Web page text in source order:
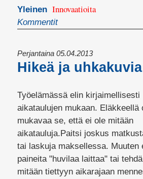
Yleinen Innovaatioita
Kommentit
Perjantaina 05.04.2013
Hikeä ja uhkakuvia
Työelämässä elin kirjaimellisesti
aikataulujen mukaan. Eläkkeellä
mukavaa se, että ei ole mitään
aikatauluja.Paitsi joskus
tai laskuja maksellessa. Muuten
paineita "huvilaa laittaa" tai tehdä
mitään tiettyyn aikarajaan